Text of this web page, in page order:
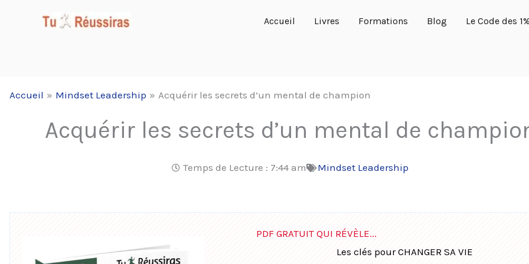
Accueil Livres Formations Blog Le Code des
Accueil Mindset Leadership Acquérir les secrets d’un mental de champion
Acquérir les secrets d’un mental de
Temps de Lecture : 7:44 am Mindset Leadership
PDF GRATUIT QUI RÉVÈLE...
Les clés pour CHANGER SA VIE